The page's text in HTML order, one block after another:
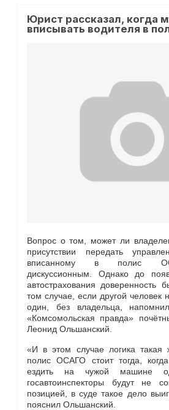
Юрист рассказал, когда
вписывать водителя в
Вопрос о том, может ли
присутствии передать
вписанному в полис
дискуссионным. Однако до
автострахования
том случае, если другой человек
один, без владельца,
«Комсомольская правда»
Леонид Ольшанский.
«И в этом случае логика
полис ОСАГО стоит тогда,
ездить на чужой машине
госавтоинспекторы будут не
позицией, в суде такое дело
пояснил Ольшанский.